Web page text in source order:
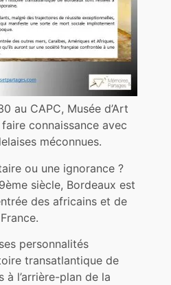
au CAPC, Musée d’Art
connaissance avec
méconnues.
ou une ignorance ?
siècle, Bordeaux est
des africains et de
personnalités
transatlantique de
à l’arrière-plan de la